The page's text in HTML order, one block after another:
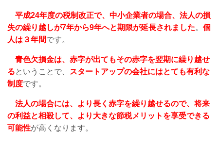
平成24年度の税制改正で、中小企業者の場合、法人の損
失の繰り越しが7年から9年へと期限が延長されました。 個
人は３年間です。
青色欠損金は、赤字が出てもその赤字を翌期に繰り越せ
るということで、
スタートアップの会社にはとても有利な
制度です。
法人の場合には、より長く赤字を繰り越せるので、将来
の利益と相殺して、より大きな節税メリットを享受できる
可能性が高くなります。